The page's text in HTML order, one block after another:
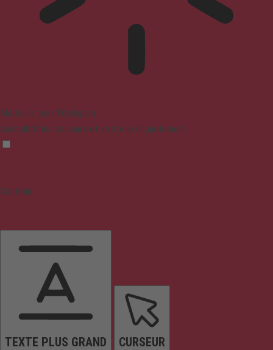
Mode sûr pour l'épilepsie
Assombrit les couleurs et arrête le clignotement
Contenu
TEXTE PLUS GRAND CURSEUR